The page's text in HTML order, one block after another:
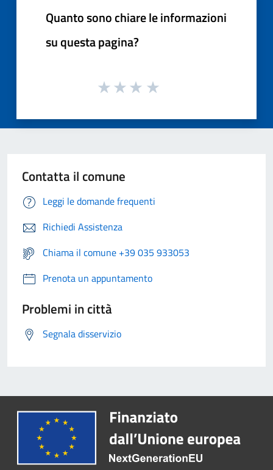
Quanto sono chiare le informazioni
su questa pagina?
Contatta il comune
Leggi le domande frequenti
Richiedi Assistenza
Chiama il comune +39 035 933053
Prenota un appuntamento
Problemi in città
Segnala disservizio